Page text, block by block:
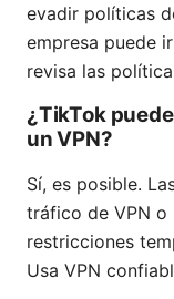
evadir políticas
empresa puede
revisa las
¿TikTok
un VPN?
Sí, es posible.
tráfico de VPN o
restricciones
Usa VPN